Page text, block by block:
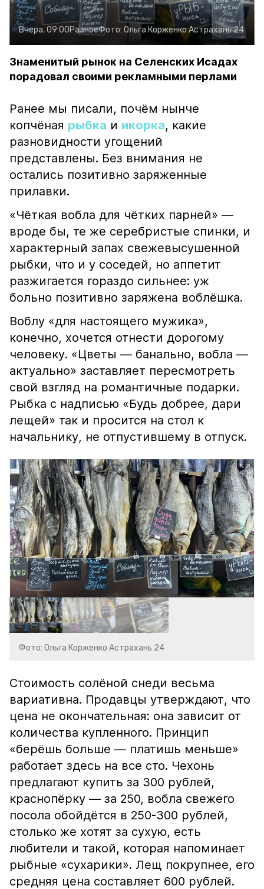
Вчера, 09:00РазноеФото: Ольга КорженкоАстрахань 24
Знаменитый рынок на Селенских Исадах
порадовал своими рекламными перлами
Ранее мы писали, почём нынче
копчёная рыбка и икорка, какие
разновидности угощений
представлены. Без внимания не
остались позитивно заряженные
прилавки.
«Чёткая вобла для чётких парней» —
вроде бы, те же серебристые спинки, и
характерный запах свежевысушенной
рыбки, что и у соседей, но аппетит
разжигается гораздо сильнее: уж
больно позитивно заряжена воблёшка.
Воблу «для настоящего мужика»,
конечно, хочется отнести дорогому
человеку. «Цветы — банально, вобла —
актуально» заставляет пересмотреть
свой взгляд на романтичные подарки.
Рыбка с надписью «Будь добрее, дари
лещей» так и просится на стол к
начальнику, не отпустившему в отпуск.
Фото: Ольга Корженко Астрахань 24
Стоимость солёной снеди весьма
вариативна. Продавцы утверждают, что
цена не окончательная: она зависит от
количества купленного. Принцип
«берёшь больше — платишь меньше»
работает здесь на все сто. Чехонь
предлагают купить за 300 рублей,
краснопёрку — за 250, вобла свежего
посола обойдётся в 250-300 рублей,
столько же хотят за сухую, есть
любители и такой, которая напоминает
рыбные «сухарики». Лещ покрупнее, его
средняя цена составляет 600 рублей.